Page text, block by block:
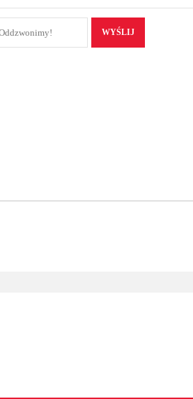
WYŚLIJ